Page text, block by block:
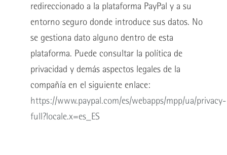
redireccionado a la plataforma PayPal y a su
entorno seguro donde introduce sus datos. No
se gestiona dato alguno dentro de esta
plataforma. Puede consultar la política de
privacidad y demás aspectos legales de la
compañía en el siguiente enlace:
https://www.paypal.com/es/webapps/mpp/ua/privacy-
full?locale.x=es_ES